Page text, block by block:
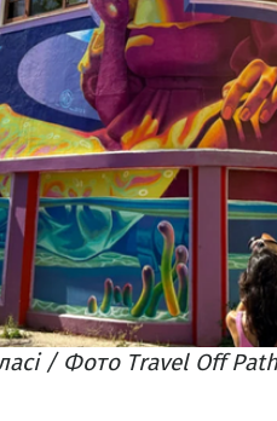
/ Фото Travel Off